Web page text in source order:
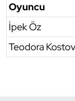
Oyuncu
İpek Öz
Teodora
Motor
Muay Thai